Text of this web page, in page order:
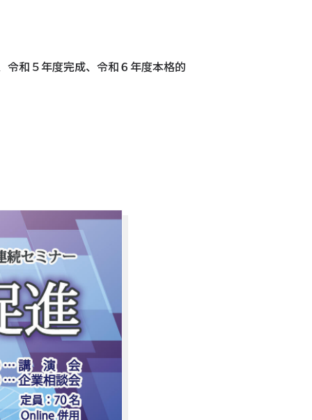
和５年度完成、令和６年度本格的